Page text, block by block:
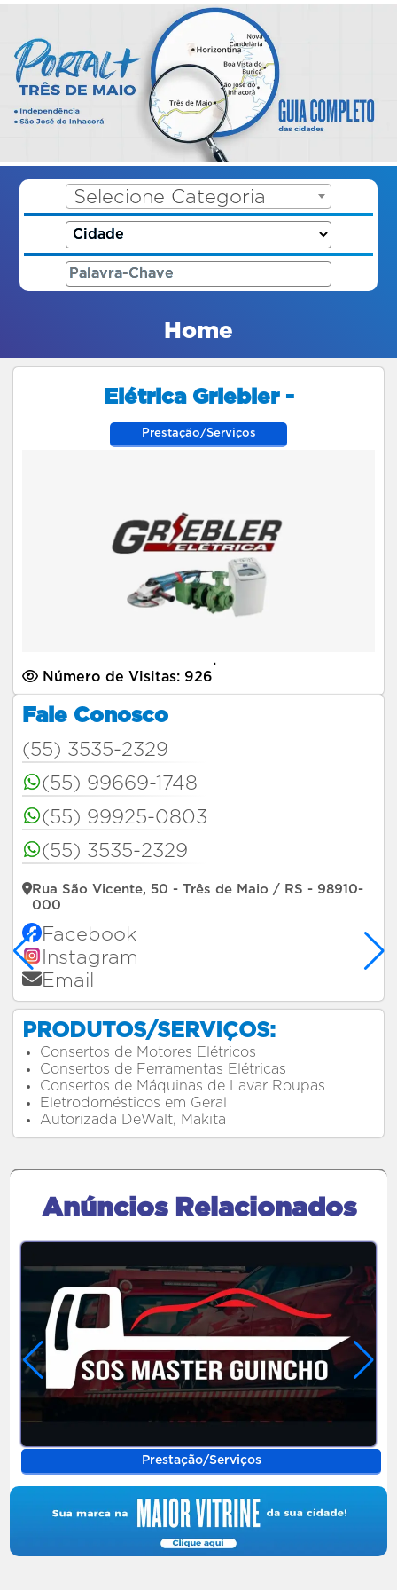
Selecione Categoria
Home
Elétrica Griebler -
Prestação/Serviços
Número de Visitas: 926
.
Fale Conosco
(55) 3535-2329
(55) 99669-1748
(55) 99925-0803
(55) 3535-2329
Rua São Vicente, 50 - Três de Maio / RS - 98910-
000
Facebook
Instagram
Email
PRODUTOS/SERVIÇOS:
Consertos de Motores Elétricos
Consertos de Ferramentas Elétricas
Consertos de Máquinas de Lavar Roupas
Eletrodomésticos em Geral
Autorizada DeWalt, Makita
Anúncios Relacionados
Prestação/Serviços